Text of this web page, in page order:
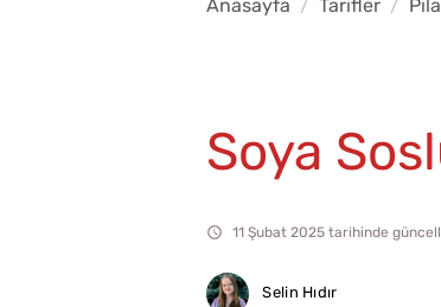
Anasayfa Tarifler
Soya
11 Şubat 2025 tarihinde
Selin Hıdır